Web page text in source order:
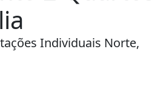
Individuais Norte,